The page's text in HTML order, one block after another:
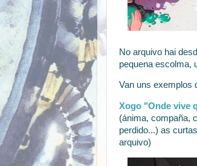
No arquivo hai
pequena escolma,
Van uns exemplos
Xogo "Onde vive
(ánima, compaña,
perdido...) as
arquivo)